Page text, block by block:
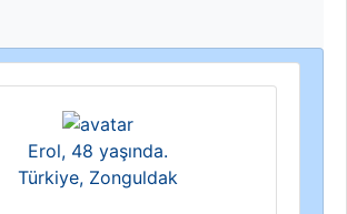
Erol, 48 yaşında.
Türkiye, Zonguldak